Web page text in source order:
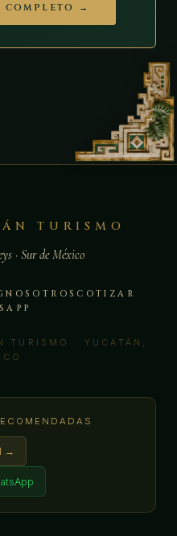
COMPLETO →
TURISMO
· Sur de México
NOSOTROS COTIZAR
· YUCATÁN,
→